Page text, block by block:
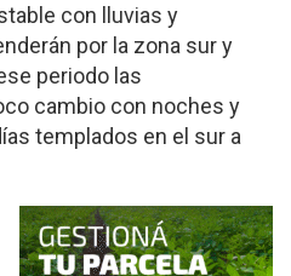
con lluvias y
por la zona sur y
periodo las
cambio con noches y
templados en el sur a